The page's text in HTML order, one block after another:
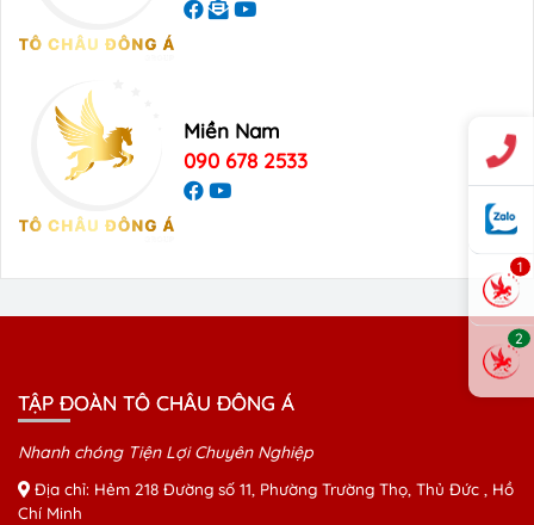
Miền Nam
090 678 2533
TẬP ĐOÀN TÔ CHÂU ĐÔNG Á
Nhanh chóng Tiện Lợi Chuyên Nghiệp
Địa chỉ: Hẻm 218 Đường số 11, Phường Trường Thọ, Thủ Đức , Hồ
Chí Minh
1
2